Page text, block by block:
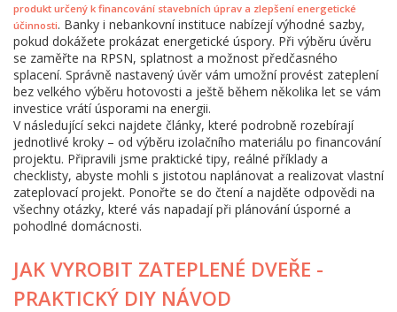
produkt určený k financování stavebních úprav a zlepšení energetické
účinnosti. Banky i nebankovní instituce nabízejí výhodné sazby,
pokud dokážete prokázat energetické úspory. Při výběru úvěru
se zaměřte na RPSN, splatnost a možnost předčasného
splacení. Správně nastavený úvěr vám umožní provést zateplení
bez velkého výběru hotovosti a ještě během několika let se vám
investice vrátí úsporami na energii.
V následující sekci najdete články, které podrobně rozebírají
jednotlivé kroky – od výběru izolačního materiálu po financování
projektu. Připravili jsme praktické tipy, reálné příklady a
checklisty, abyste mohli s jistotou naplánovat a realizovat vlastní
zateplovací projekt. Ponořte se do čtení a najděte odpovědi na
všechny otázky, které vás napadají při plánování úsporné a
pohodlné domácnosti.
JAK VYROBIT ZATEPLENÉ DVEŘE -
PRAKTICKÝ DIY NÁVOD